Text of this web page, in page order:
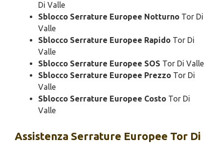
Di Valle
Sblocco Serrature Europee Notturno Tor Di
Valle
Sblocco Serrature Europee Rapido Tor Di
Valle
Sblocco Serrature Europee SOS Tor Di Valle
Sblocco Serrature Europee Prezzo Tor Di
Valle
Sblocco Serrature Europee Costo Tor Di
Valle
Assistenza Serrature Europee Tor Di